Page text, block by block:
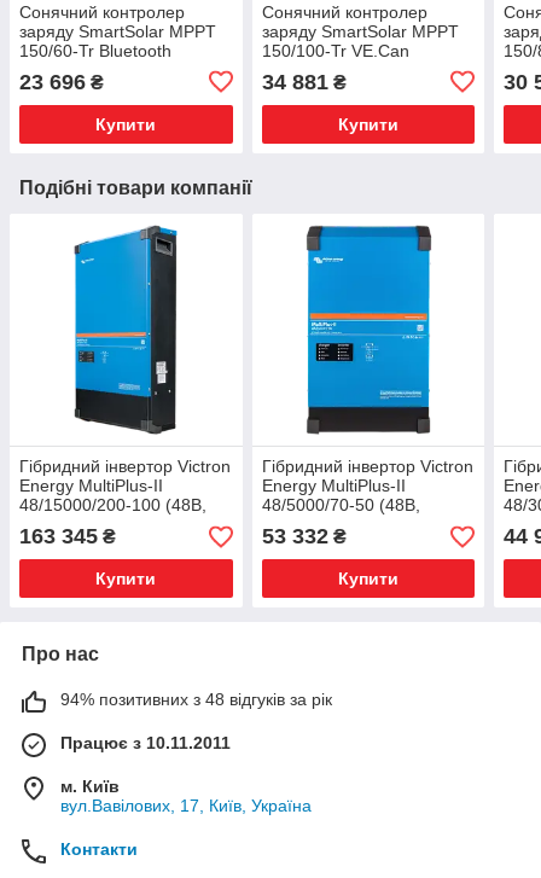
Сонячний контролер
заряду SmartSolar MPPT
150/60-Tr Bluetooth
Energy 150В 60А
23 696 ₴
Купити
Сонячний контролер
заряду SmartSolar MPPT
150/100-Tr VE.Can
Bluetooth SCC115110411
Victron Energy 150В 100А
34 881₴
Купити
30
Подібні товари компанії
Гібридний інвертор Victron
Energy MultiPlus-II
48/15000/200-100 (48В,
15000ВА, 200А) чиста
синусоїда PMP483150000
163 345 ₴
Купити
Гібридний інвертор Victron
Energy MultiPlus-II
48/5000/70-50 (48В,
5000ВА, 70А) чиста
синусоїда PMP482505012
53 332₴
Купити
48/
44
Про нас
94% позитивних з 48 відгуків за рік
Працює з 10.11.2011
м. Київ
вул.Вавілових, 17, Київ, Україна
Контакти